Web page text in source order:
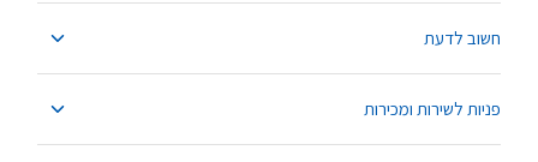
חשוב לדעת
פניות לשירות ומכירות